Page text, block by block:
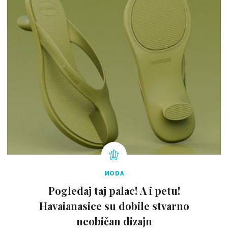
MODA
Pogledaj taj palac! A i petu!
Havaianasice su dobile stvarno
neobičan dizajn